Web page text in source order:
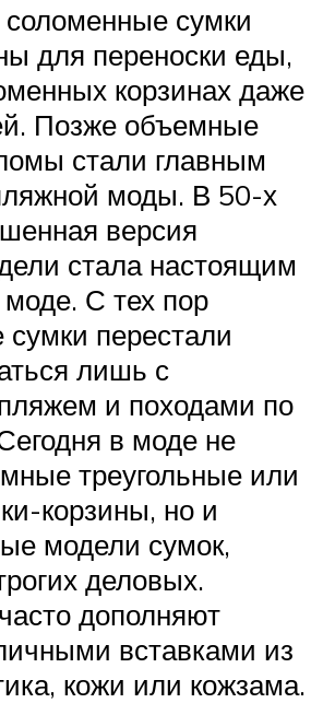
сумки
для переноски еды,
корзинах даже
Позже объемные
стали главным
моды. В 50-х
версия
стала настоящим
С тех пор
перестали
лишь с
и походами по
в моде не
треугольные или
корзины, но и
модели сумок,
деловых.
дополняют
вставками из
кожи или кожзама.